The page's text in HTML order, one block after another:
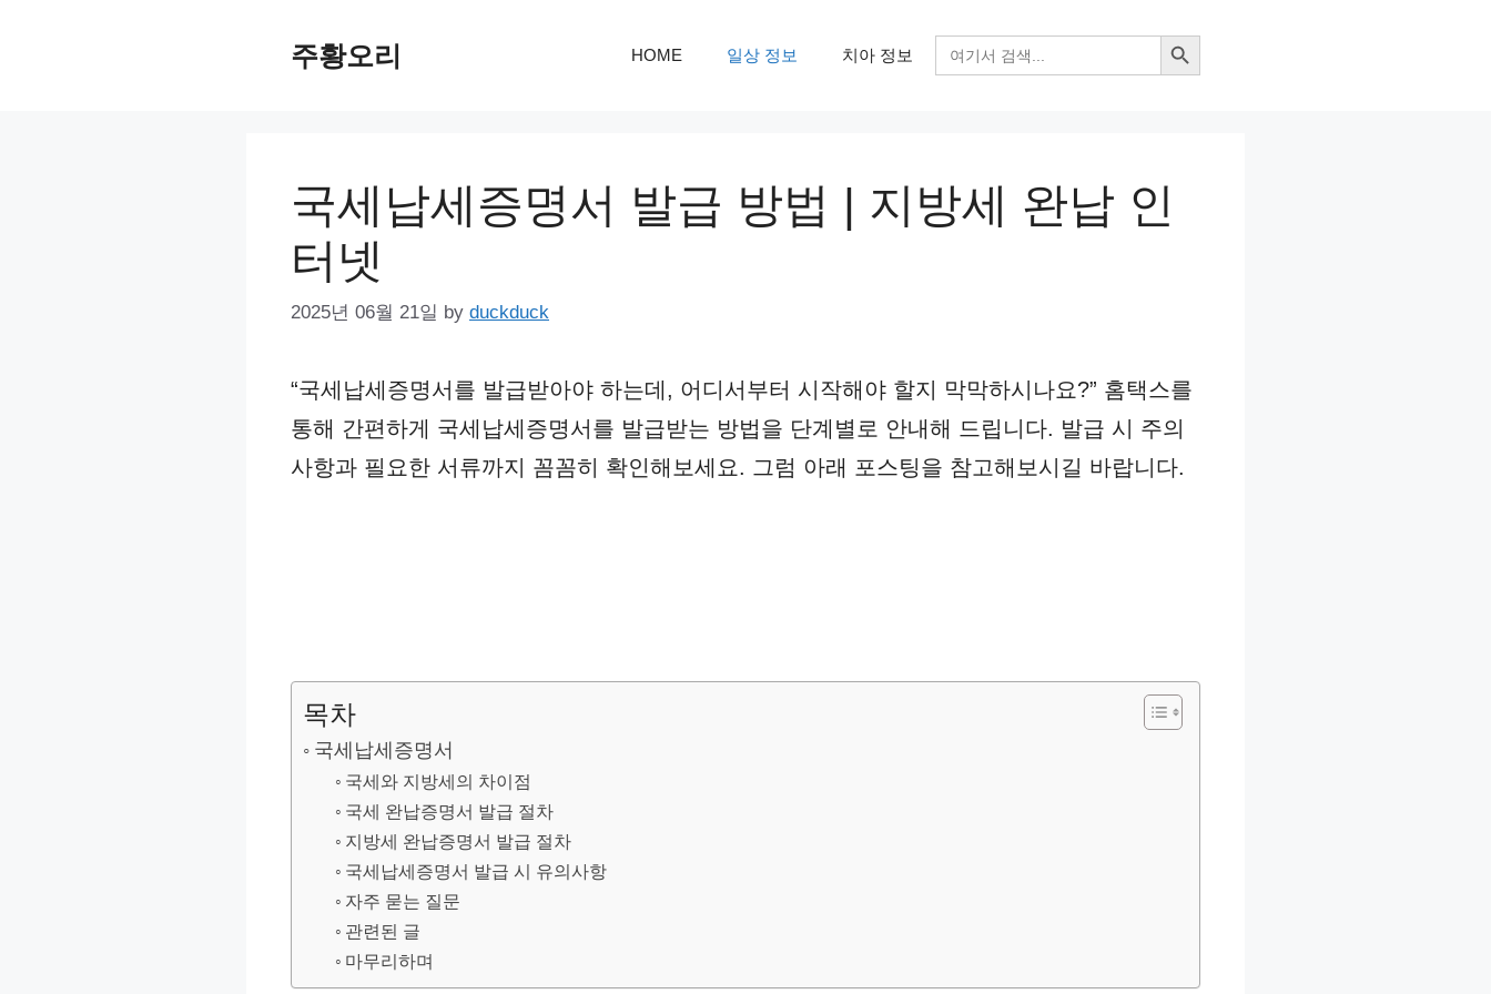
주황오리 HOME 일상 정보 치아 정보
검
색:
검색 버튼
국세납세증명서 발급 방법 | 지방세 완납 인
터넷
2025년 06월 21일 by duckduck
“국세납세증명서를 발급받아야 하는데, 어디서부터 시작해야 할지 막막하시나요?” 홈택스를
통해 간편하게 국세납세증명서를 발급받는 방법을 단계별로 안내해 드립니다. 발급 시 주의
사항과 필요한 서류까지 꼼꼼히 확인해보세요. 그럼 아래 포스팅을 참고해보시길 바랍니다.
목차
국세납세증명서
국세와 지방세의 차이점
국세 완납증명서 발급 절차
지방세 완납증명서 발급 절차
국세납세증명서 발급 시 유의사항
자주 묻는 질문
관련된 글
마무리하며